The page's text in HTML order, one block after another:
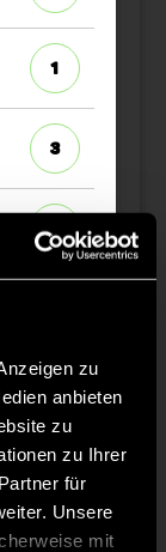
zu
anbieten
zu
zu Ihrer
für
Unsere
mit
1
3
32
18